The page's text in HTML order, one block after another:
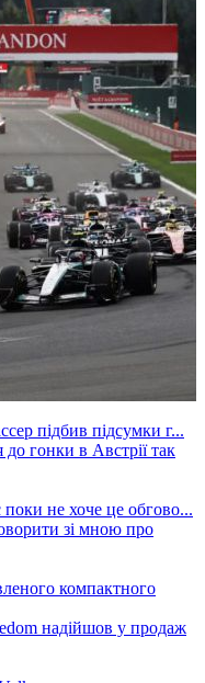
до гонки в Австрії так
зі мною про
надійшов у продаж